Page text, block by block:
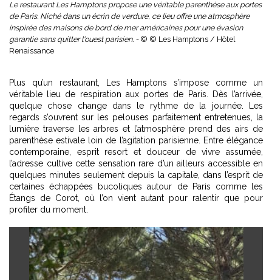
Le restaurant Les Hamptons propose une véritable parenthèse aux portes
de Paris. Niché dans un écrin de verdure, ce lieu offre une atmosphère
inspirée des maisons de bord de mer américaines pour une évasion
garantie sans quitter l'ouest parisien. - © © Les Hamptons / Hôtel
Renaissance
Plus qu’un restaurant, Les Hamptons s’impose comme un
véritable lieu de respiration aux portes de Paris. Dès l’arrivée,
quelque chose change dans le rythme de la journée. Les
regards s’ouvrent sur les pelouses parfaitement entretenues, la
lumière traverse les arbres et l’atmosphère prend des airs de
parenthèse estivale loin de l’agitation parisienne. Entre élégance
contemporaine, esprit resort et douceur de vivre assumée,
l’adresse cultive cette sensation rare d’un ailleurs accessible en
quelques minutes seulement depuis la capitale, dans l’esprit de
certaines échappées bucoliques autour de Paris comme
les
Étangs de Corot , où l’on vient autant pour ralentir que pour
profiter du moment.